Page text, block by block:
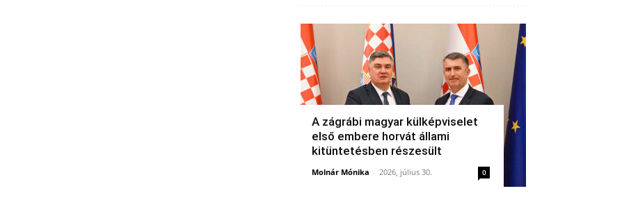
A zágrábi magyar külképviselet
első embere horvát állami
kitüntetésben részesült
Molnár Mónika - 2026, július 30. 0